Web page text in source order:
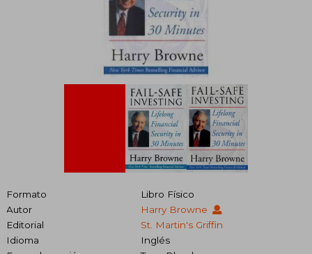
Formato
Libro Físico
Autor
Harry Browne
Editorial
St. Martin's Griffin
Idioma
Inglés